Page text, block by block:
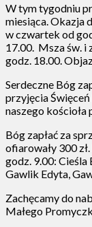
W tym tygodniu
miesiąca. Okazja
w czwartek od
17.00. Msza św. i
godz. 18.00.
Serdeczne Bóg
przyjęcia
naszego
Bóg zapłać za
ofiarowały 300
godz. 9.00: Cieśla
Gawlik Edyta,
Zachęcamy do
Małego